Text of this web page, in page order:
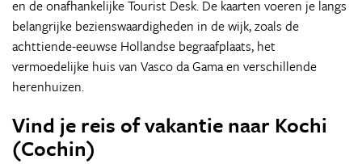
en de onafhankelijke Tourist Desk. De kaarten voeren je langs
belangrijke bezienswaardigheden in de wijk, zoals de
achttiende-eeuwse Hollandse begraafplaats, het
vermoedelijke huis van Vasco da Gama en verschillende
herenhuizen.
Vind je reis of vakantie naar Kochi
(Cochin)